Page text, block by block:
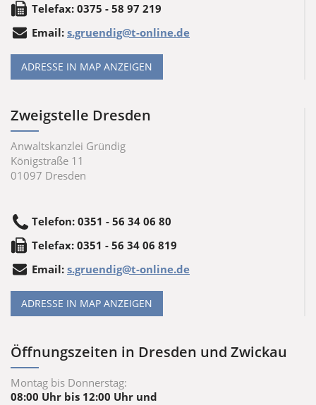
Telefax: 0375 - 58 97 219
Email: s.gruendig@t-online.de
ADRESSE IN MAP ANZEIGEN
Zweigstelle Dresden
Anwaltskanzlei Gründig
Königstraße 11
01097 Dresden
Telefon: 0351 - 56 34 06 80
Telefax: 0351 - 56 34 06 819
Email: s.gruendig@t-online.de
ADRESSE IN MAP ANZEIGEN
Öffnungszeiten in Dresden und Zwickau
Montag bis Donnerstag:
08:00 Uhr bis 12:00 Uhr und